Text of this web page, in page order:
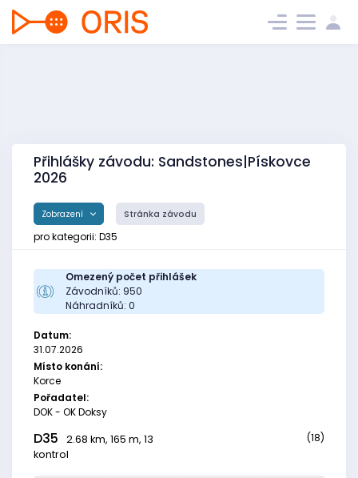
Přihlášky závodu: Sandstones|Pískovce
2026
Zobrazení Stránka závodu
pro kategorii: D35
Omezený počet přihlášek
Závodníků: 950
Náhradníků: 0
Datum:
31.07.2026
Místo konání:
Korce
Pořadatel:
DOK - OK Doksy
D35
2.68 km, 165 m, 13
kontrol
(18)